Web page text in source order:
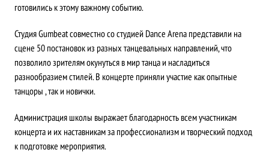
готовились к этому важному событию.
Студия Gumbeat совместно со студией Dance Arena представили на
сцене 50 постановок из разных танцевальных направлений, что
позволило зрителям окунуться в мир танца и насладиться
разнообразием стилей. В концерте приняли участие как опытные
танцоры , так и новички.
Администрация школы выражает благодарность всем участникам
концерта и их наставникам за профессионализм и творческий подход
к подготовке мероприятия.